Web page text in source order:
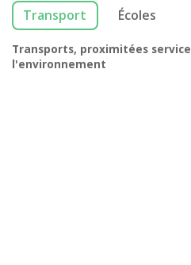
Transport Écoles
Transports, proximitées
l'environnement